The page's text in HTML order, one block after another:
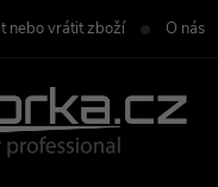
nebo vrátit zboží O nás